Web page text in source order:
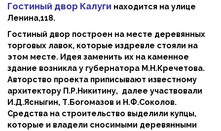
Гостиный двор Калуги находится на улице
Ленина,118.
Гостиный двор построен на месте деревянных
торговых лавок, которые издревле стояли на
этом месте. Идея заменить их на каменное
здание возникла у губернатора М.Н.Кречетова.
Авторство проекта приписывают известному
архитектору П.Р.Никитину, далее участвовали
И.Д.Ясныгин, Т.Богомазов и Н.Ф.Соколов.
Средства на строительство выделили купцы,
которые и владели сносимыми деревянными